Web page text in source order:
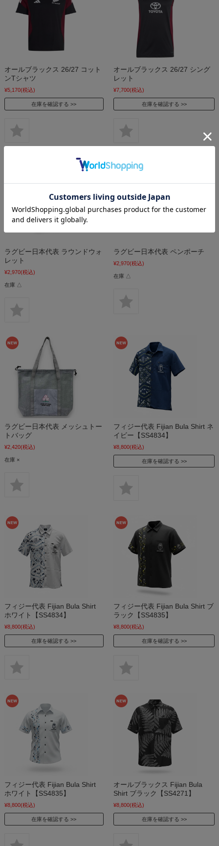
オールブラックス 26/27 コット
ンTシャツ
¥5,170(税込)
在庫を確認する
オールブラックス 26/27 シング
レット
¥7,700(税込)
在庫を確認する
ラグビー日本代表 ラウンドウォ
レット
¥2,970(税込)
在庫 △
ラグビー日本代表 ペンポーチ
¥2,970(税込)
在庫 △
ラグビー日本代表 メッシュトー
トバッグ
¥2,420(税込)
在庫 ×
フィジー代表 Fijian Bula Shirt ネ
イビー【SS4834】
¥8,800(税込)
在庫を確認する
フィジー代表 Fijian Bula Shirt
ホワイト【SS4834】
¥8,800(税込)
在庫を確認する
フィジー代表 Fijian Bula Shirt ブ
ラック【SS4835】
¥8,800(税込)
在庫を確認する
フィジー代表 Fijian Bula Shirt
ホワイト【SS4835】
¥8,800(税込)
在庫を確認する
オールブラックス Fijian Bula
Shirt ブラック【SS4271】
¥8,800(税込)
在庫を確認する